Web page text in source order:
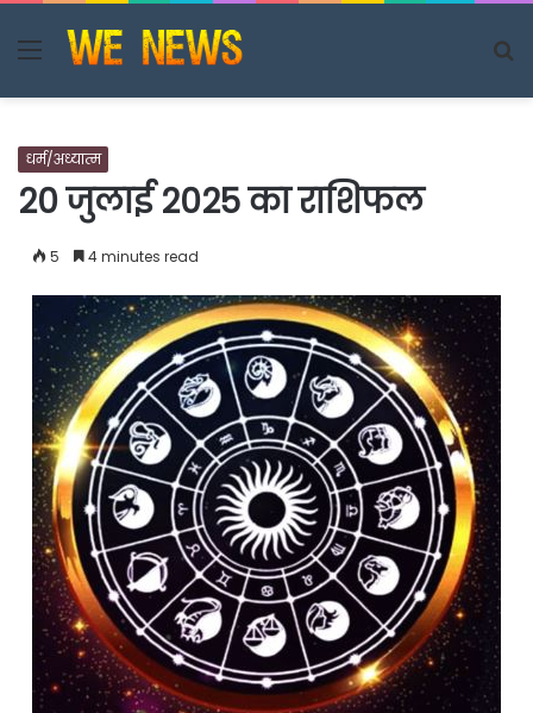
Menu
धर्म/अध्यात्म
20 जुलाई 2025 का राशिफल
5 4 minutes read